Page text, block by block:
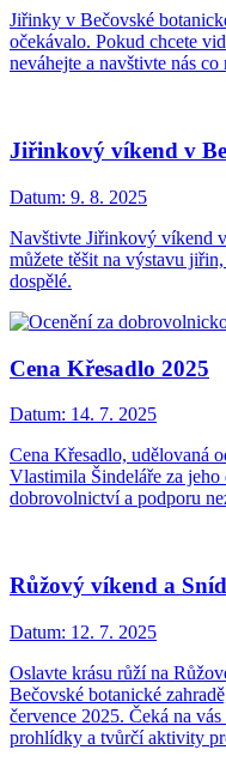
Jiřinky v Bečovské
očekávalo. Pokud chcete
neváhejte a navštivte nás co
Jiřinkový víkend v
Datum: 9. 8. 2025
Navštivte Jiřinkový víkend
můžete těšit na výstavu
dospělé.
Cena Křesadlo 2025
Datum: 14. 7. 2025
Cena Křesadlo, udělovaná
Vlastimila Šindeláře za
dobrovolnictví a podporu
Růžový víkend a
Datum: 12. 7. 2025
Oslavte krásu růží na
Bečovské botanické
července 2025. Čeká na
prohlídky a tvůrčí aktivity